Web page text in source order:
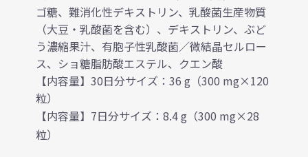
ゴ糖、難消化性デキストリン、乳酸菌生産物質
（大豆・乳酸菌を含む）、デキストリン、ぶど
う濃縮果汁、有胞子性乳酸菌／微結晶セルロー
ス、ショ糖脂肪酸エステル、クエン酸
【内容量】30日分サイズ：36 g（300 mg×120
粒）
【内容量】7日分サイズ：8.4 g（300 mg×28
粒）